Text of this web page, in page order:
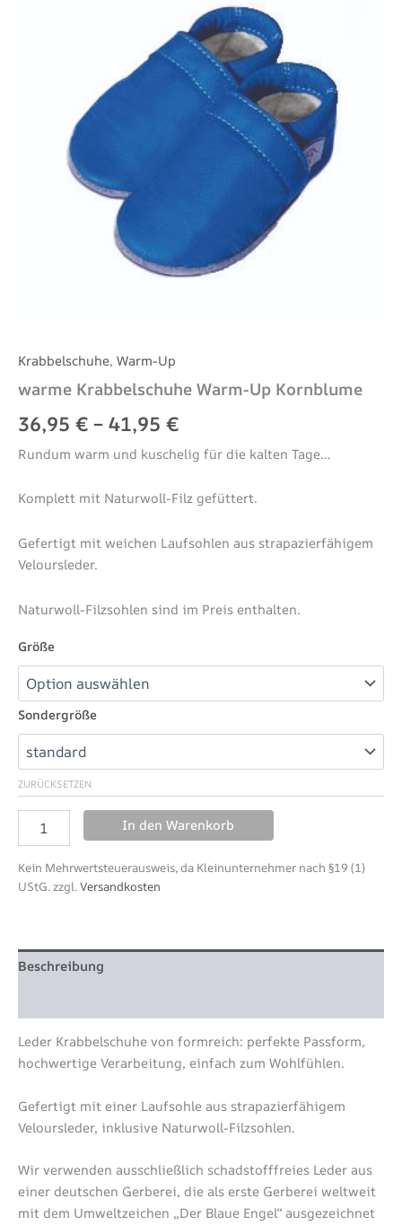
Krabbelschuhe, Warm-Up
warme Krabbelschuhe Warm-Up Kornblume
36,95 € – 41,95 €
Rundum warm und kuschelig für die kalten Tage…
Komplett mit Naturwoll-Filz gefüttert.
Gefertigt mit weichen Laufsohlen aus strapazierfähigem
Veloursleder.
Naturwoll-Filzsohlen sind im Preis enthalten.
Größe
Sondergröße
ZURÜCKSETZEN
In den Warenkorb
Kein Mehrwertsteuerausweis, da Kleinunternehmer nach §19 (1)
UStG.zzgl.Versandkosten
Beschreibung
Leder Krabbelschuhe von formreich: perfekte Passform,
hochwertige Verarbeitung, einfach zum Wohlfühlen.
Gefertigt mit einer Laufsohle aus strapazierfähigem
Veloursleder, inklusive Naturwoll-Filzsohlen.
Wir verwenden ausschließlich schadstofffreies Leder aus
einer deutschen Gerberei, die als erste Gerberei weltweit
mit dem Umweltzeichen „Der Blaue Engel“ ausgezeichnet